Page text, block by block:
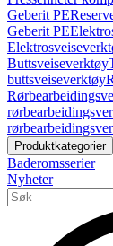
Geberit PE
Geberit PE
Buttsveiseverktøy
buttsveiseverktøy
Produktkategorier
Baderomsserier
Nyheter